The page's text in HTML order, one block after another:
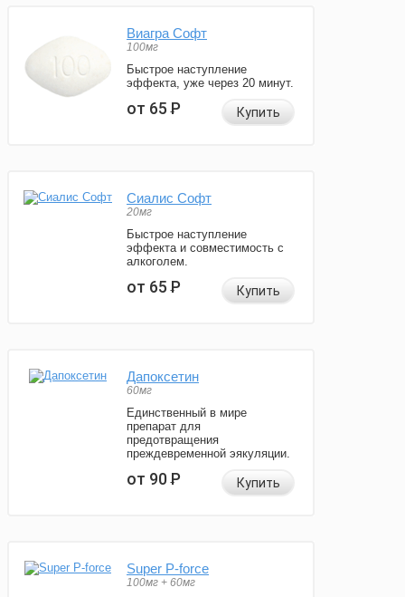
Виагра Софт
100мг
Быстрое наступление
эффекта, уже через 20 минут.
от 65Р Купить
Сиалис Софт
20мг
Быстрое наступление
эффекта и совместимость с
алкоголем.
от 65Р Купить
Дапоксетин
60мг
Единственный в мире
препарат для
предотвращения
преждевременной эякуляции.
от 90Р Купить
Super P-force
100мг + 60мг